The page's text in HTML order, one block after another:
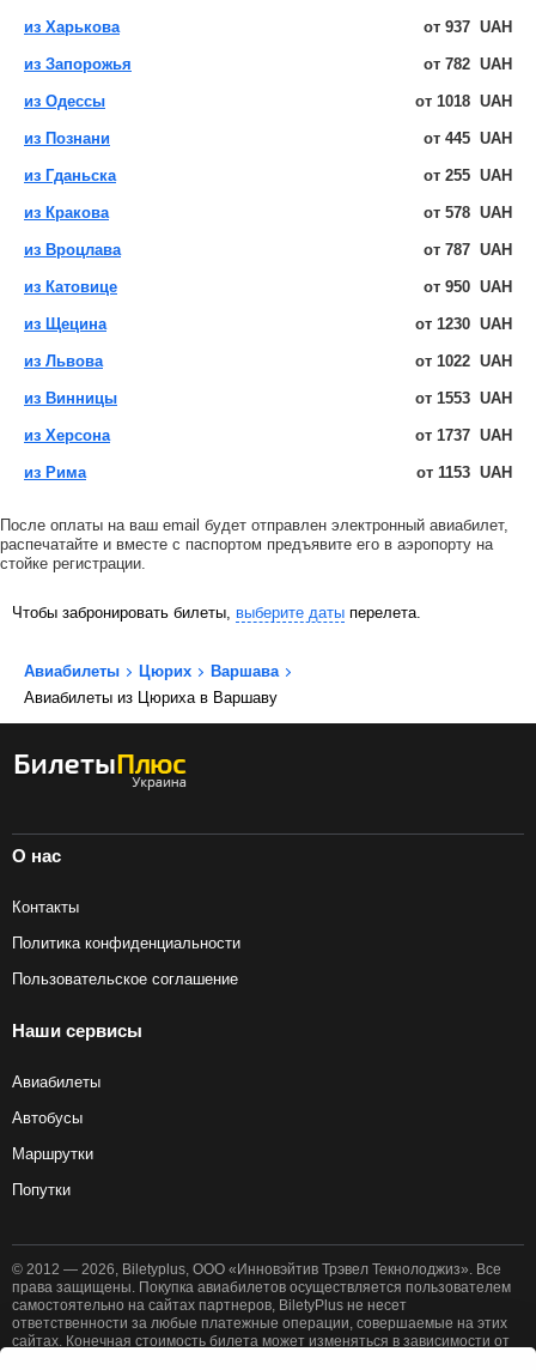
из Харькова от 937 UAH
из Запорожья от 782 UAH
из Одессы от 1018 UAH
из Познани от 445 UAH
из Гданьска от 255 UAH
из Кракова от 578 UAH
из Вроцлава от 787 UAH
из Катовице от 950 UAH
из Щецина от 1230 UAH
из Львова от 1022 UAH
из Винницы от 1553 UAH
из Херсона от 1737 UAH
из Рима от 1153 UAH
После оплаты на ваш email будет отправлен электронный авиабилет,
распечатайте и вместе с паспортом предъявите его в аэропорту на
стойке регистрации.
Чтобы забронировать билеты, выберите даты перелета.
Авиабилеты Цюрих
Варшава
Авиабилеты из Цюриха в Варшаву
О нас
Контакты
Политика конфиденциальности
Пользовательское соглашение
Наши сервисы
Авиабилеты
Автобусы
Маршрутки
Попутки
© 2012 — 2026, Biletyplus, ООО «Инновэйтив Трэвел Текнолоджиз». Все
права защищены. Покупка авиабилетов осуществляется пользователем
самостоятельно на сайтах партнеров, BiletyPlus не несет
ответственности за любые платежные операции, совершаемые на этих
сайтах. Конечная стоимость билета может изменяться в зависимости от